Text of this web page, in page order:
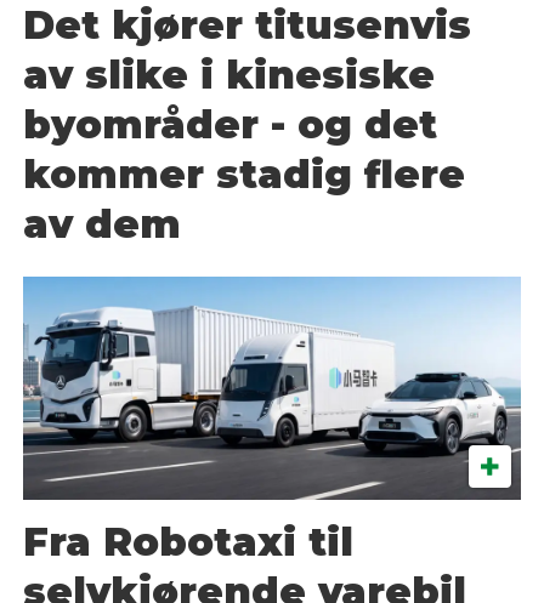
Det kjører titusenvis
av slike i kinesiske
byområder - og det
kommer stadig flere
av dem
Fra Robotaxi til
selvkjørende varebil